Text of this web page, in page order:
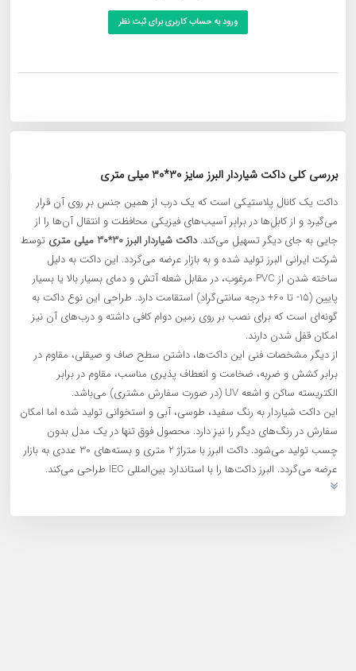
ورود به حساب کاربری برای ثبت نظر
بررسی کلی داکت شیاردار البرز سایز 30*30 میلی‌ متری
داکت یک کانال پلاستیکی است که یک درب از همین جنس بر روی آن قرار
می‌گیرد و از کابل‌ها در برابر آسیب‌های فیزیکی محافظت و انتقال ‌آن‌ها را از
جایی به جای دیگر تسهیل می‌کند.داکت شیاردار البرز 30*30 میلی‌ متری
توسط
شرکت ایرانی البرز تولید شده و به بازار عرضه می‌گردد. این داکت به دلیل
ساخته شدن از PVC مرغوب، در مقابل شعله آتش و دمای بسیار بالا یا بسیار
پایین (15- تا 60+ درجه سانتی‌گراد) استقامت دارد. طراحی این نوع داکت به
گونه‌ای است که برای نصب بر روی زمین دوام کافی داشته و درب‌های آن نیز
امکان قفل شدن دارند.
از دیگر مشخصات فنی این داکت‌ها، داشتن سطح صاف و صیقلی، مقاوم در
برابر کشش و ضربه، ضخامت و انعطاف پذیری مناسب، مقاوم در برابر
الکتریسته ساکن و اشعه UV (در صورت سفارش مشتری) می‌باشد.
این داکت شیاردار به رنگ سفید، طوسی، آبی و استخوانی تولید شده اما امکان
سفارش در رنگ‌های دیگر را نیز دارد. محصول فوق تنها در یک مدل بدون
چسب تولید می‌شود. داکت‌ البرز با متراژ 2 متری و بسته‌های 30 عددی به بازار
عرضه می‌گردد. البرز داکت‌ها را با استاندارد بین‌المللی IEC طراحی می‌کند.